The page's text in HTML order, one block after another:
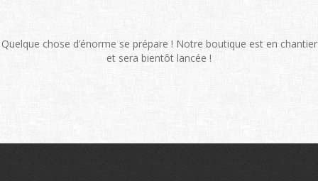
Quelque chose d’énorme se prépare ! Notre boutique est en chantier
et sera bientôt lancée !